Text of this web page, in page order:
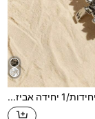
2 יחידות/1 יחידה אביזרי נעליים נשלפים DIY, שחור/שקוף, קישוט אבזים ריבועי עם ריינסטון אופנתי, נעלי עקב גבוה אלגנטיות, נעליים, נעלי משרד ועסקים, קליפי נעליים לנסיעות, עיצוב חלול, לכל העונות